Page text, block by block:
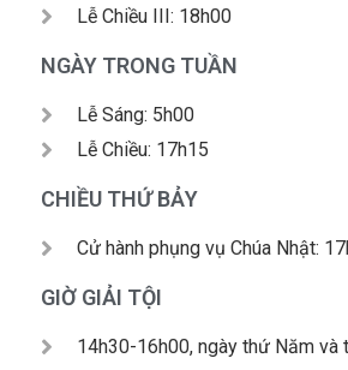
Lễ Chiều III: 18h00
NGÀY TRONG TUẦN
Lễ Sáng: 5h00
Lễ Chiều: 17h15
CHIỀU THỨ BẢY
Cử hành phụng vụ Chúa Nhật:
GIỜ GIẢI TỘI
14h30-16h00, ngày thứ Năm và